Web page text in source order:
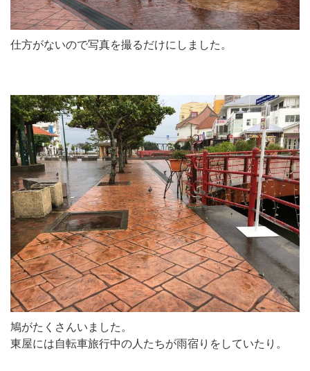
仕方がないので写真を撮るだけにしました。
鳩がたくさんいました。
東屋には自転車旅行中の人たちが雨宿りをしていたり。